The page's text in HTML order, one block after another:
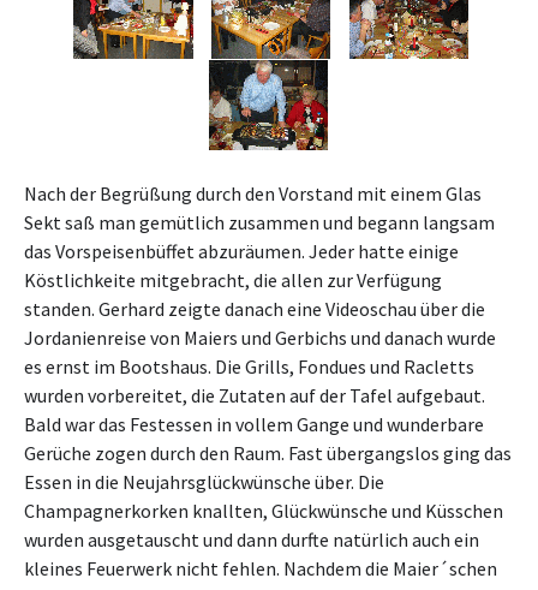
Nach der Begrüßung durch den Vorstand mit einem Glas
Sekt saß man gemütlich zusammen und begann langsam
das Vorspeisenbüffet abzuräumen. Jeder hatte einige
Köstlichkeite mitgebracht, die allen zur Verfügung
standen. Gerhard zeigte danach eine Videoschau über die
Jordanienreise von Maiers und Gerbichs und danach wurde
es ernst im Bootshaus. Die Grills, Fondues und Racletts
wurden vorbereitet, die Zutaten auf der Tafel aufgebaut.
Bald war das Festessen in vollem Gange und wunderbare
Gerüche zogen durch den Raum. Fast übergangslos ging das
Essen in die Neujahrsglückwünsche über. Die
Champagnerkorken knallten, Glückwünsche und Küsschen
wurden ausgetauscht und dann durfte natürlich auch ein
kleines Feuerwerk nicht fehlen. Nachdem die Maier´schen